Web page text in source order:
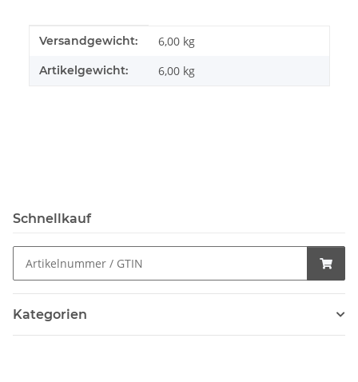
Produkteigenschaft
Wert
Versandgewicht: 6,00 kg
Artikelgewicht: 6,00 kg
Schnellkauf
Kategorien